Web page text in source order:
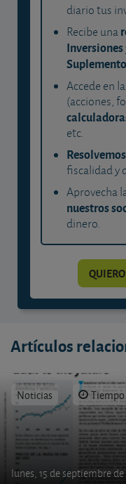
diario tus
Recibe una
Inversiones
Accede en
(acciones,
etc.
fiscalidad y
Aprovecha
nuestros
dinero.
Artículos
Noticias
lunes, 15 de septiembre de